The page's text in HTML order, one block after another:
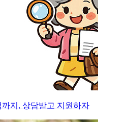
지, 상담받고 지원하자